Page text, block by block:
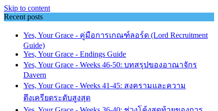
Skip to content
Recent posts
Yes, Your Grace - คู่มือการเกณฑ์ลอร์ด (Lord Recruitment
Guide)
Yes, Your Grace - Endings Guide
Yes, Your Grace - Weeks 46-50: บทสรุปของอาณาจักร
Davern
Yes, Your Grace - Weeks 41-45: สงครามและความ
ตึงเครียดระดับสูงสุด